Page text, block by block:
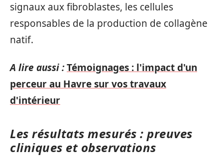
signaux aux fibroblastes, les cellules
responsables de la production de collagène
natif.
A lire aussi :Témoignages : l'impact d'un
perceur au Havre sur vos travaux
d'intérieur
Les résultats mesurés : preuves
cliniques et observations